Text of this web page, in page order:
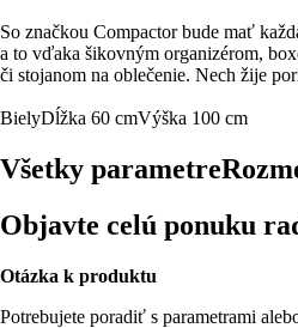
So značkou Compactor bude mať
a to vďaka šikovným organizérom,
či stojanom na oblečenie. Nech žije
BielyDĺžka 60 cmVýška 100 cm
Všetky parametre
Objavte celú ponuku
Otázka k produktu
Potrebujete poradiť s parametrami